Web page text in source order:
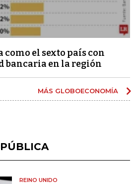
como el sexto país con
bancaria en la región
MÁS GLOBOECONOMÍA
REINO UNIDO